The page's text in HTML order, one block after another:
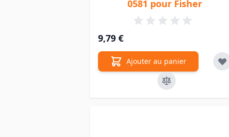
0581 pour Fisher
9,79 €
Ajouter au panier